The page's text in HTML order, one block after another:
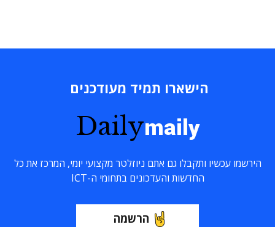
הישארו תמיד מעודכנים
Dailymaily
הירשמו עכשיו ותקבלו גם אתם ניוזלטר מקצועי יומי, המרכז את כל
החדשות והעדכונים בתחומי ה-ICT
הרשמה